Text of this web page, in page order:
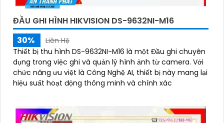
ĐẦU GHI HÌNH HIKVISION DS-9632NI-M16
30%
Liên Hệ
Thiết bị thu hình DS-9632NI-M16 là một Đầu ghi chuyên
dụng trong việc ghi và quản lý hình ảnh từ camera. Với
chức năng ưu việt là Công Nghệ AI, thiết bị này mang lại
hiệu suất hoạt động thông minh và chính xác